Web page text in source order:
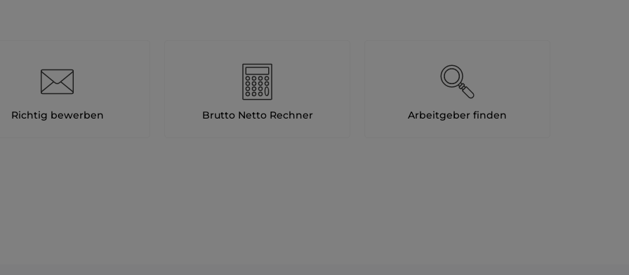
Richtig bewerben Brutto Netto Rechner Arbeitgeber finden